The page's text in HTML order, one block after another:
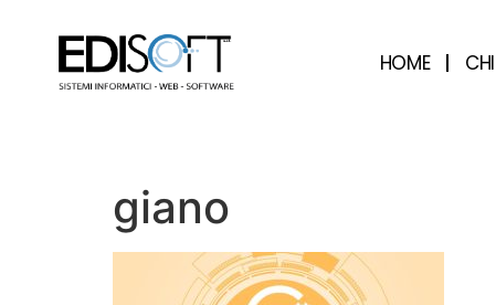
HOME
giano